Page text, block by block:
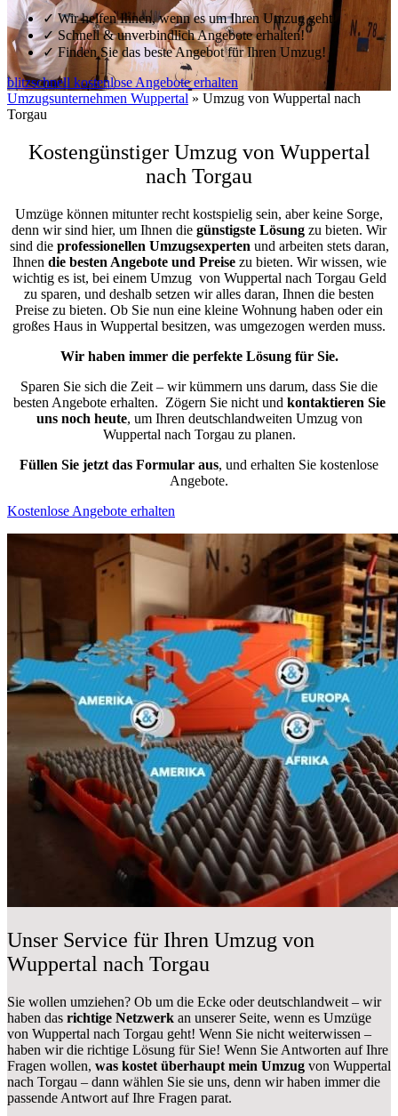
✓Wir helfen Ihnen, wenn es um Ihren Umzug geht!
✓Schnell & unverbindlich Angebote erhalten!
✓Finden Sie das beste Angebot für Ihren Umzug!
blitzschnell kostenlose Angebote erhalten
Umzugsunternehmen Wuppertal » Umzug von Wuppertal nach
Torgau
Kostengünstiger Umzug von Wuppertal
nach Torgau
Umzüge können mitunter recht kostspielig sein, aber keine Sorge,
denn wir sind hier, um Ihnen die günstigste Lösung zu bieten. Wir
sind die professionellen Umzugsexperten und arbeiten stets daran,
Ihnen die besten Angebote und Preisezu bieten. Wir wissen, wie
wichtig es ist, bei einem Umzug von Wuppertal nach Torgau Geld
zu sparen, und deshalb setzen wir alles daran, Ihnen die besten
Preise zu bieten. Ob Sie nun eine kleine Wohnung haben oder ein
großes Haus in Wuppertal besitzen, was umgezogen werden muss.
Wir haben immer die perfekte Lösung für Sie.
Sparen Sie sich die Zeit – wir kümmern uns darum, dass Sie die
besten Angebote erhalten. Zögern Sie nicht und kontaktieren Sie
uns noch heute, um Ihren deutschlandweiten Umzug von
Wuppertal nach Torgau zu planen.
Füllen Sie jetzt das Formular aus, und erhalten Sie kostenlose
Angebote.
Kostenlose Angebote erhalten
Unser Service für Ihren Umzug von
Wuppertal nach Torgau
Sie wollen umziehen? Ob um die Ecke oder deutschlandweit – wir
haben das richtige Netzwerk an unserer Seite, wenn es Umzüge
von Wuppertal nach Torgau geht! Wenn Sie nicht weiterwissen –
haben wir die richtige Lösung für Sie! Wenn Sie Antworten auf Ihre
Fragen wollen, was kostet überhaupt mein Umzug von Wuppertal
nach Torgau – dann wählen Sie sie uns, denn wir haben immer die
passende Antwort auf Ihre Fragen parat.